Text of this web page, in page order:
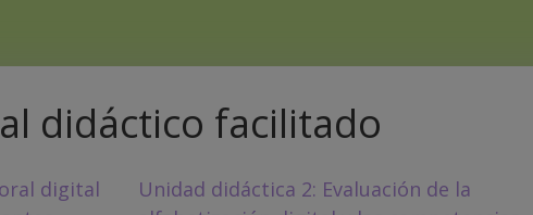
didáctico facilitado
digital
Unidad didáctica 2: Evaluación de la